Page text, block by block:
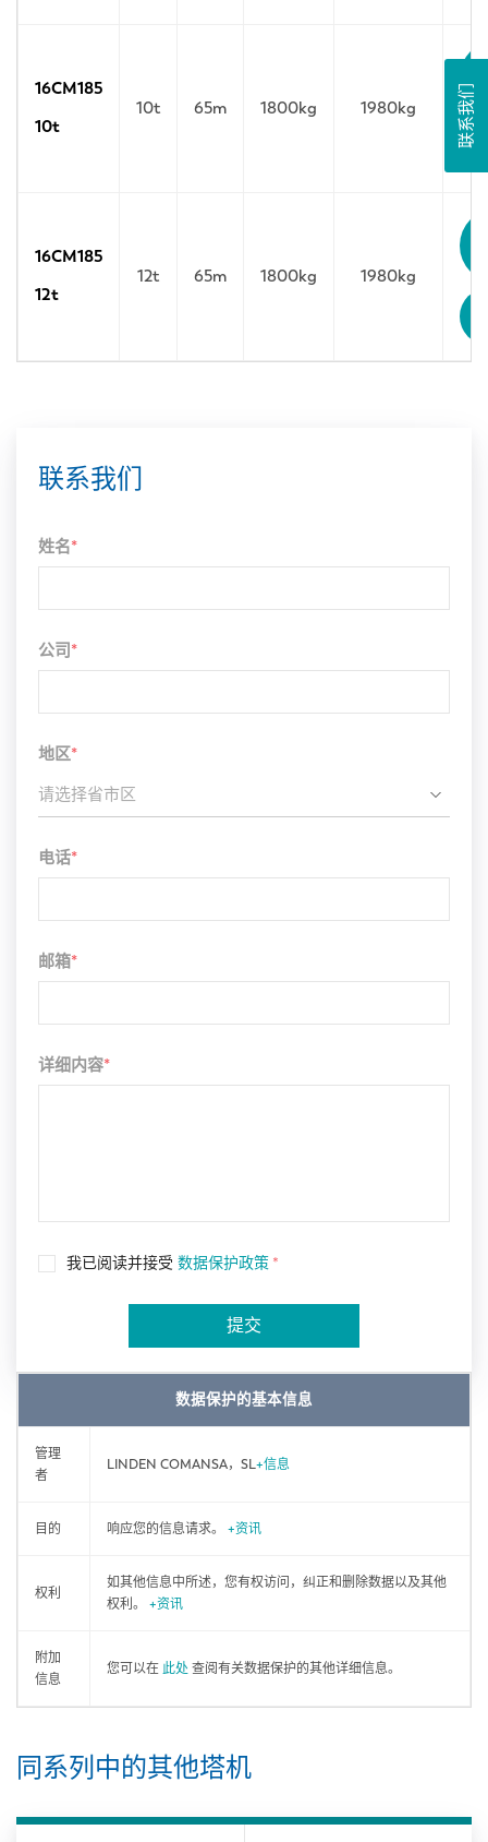
16CM185
10t
10t 65m 1800kg 1980kg
16CM185
12t
12t 65m 1800kg 1980kg
联系我们
姓名*
公司 *
地区*
请选择省市区
电话*
邮箱*
详细内容*
我已阅读并接受 数据保护政策 *
提交
数据保护的基本信息
管理
者
LINDEN COMANSA，SL+信息
目的 响应您的信息请求。 +资讯
权利
如其他信息中所述，您有权访问，纠正和删除数据以及其他
权利。 +资讯
附加
信息
您可以在 此处 查阅有关数据保护的其他详细信息。
同系列中的其他塔机
联系我们